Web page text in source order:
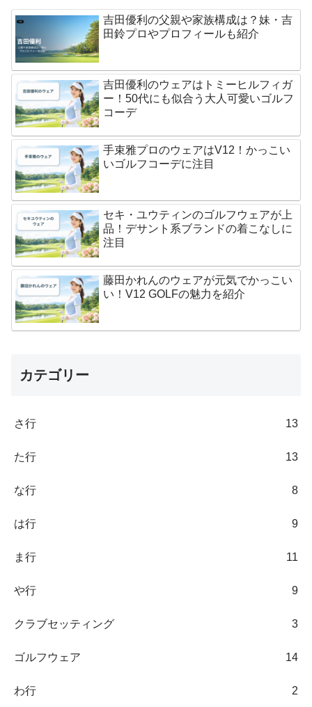
吉田優利の父親や家族構成は？妹・吉
田鈴プロやプロフィールも紹介
吉田優利のウェアはトミーヒルフィガ
ー！50代にも似合う大人可愛いゴルフ
コーデ
手束雅プロのウェアはV12！かっこい
いゴルフコーデに注目
セキ・ユウティンのゴルフウェアが上
品！デサント系ブランドの着こなしに
注目
藤田かれんのウェアが元気でかっこい
い！V12 GOLFの魅力を紹介
カテゴリー
さ行 13
た行 13
な行 8
は行 9
ま行 11
や行 9
クラブセッティング 3
ゴルフウェア 14
わ行 2